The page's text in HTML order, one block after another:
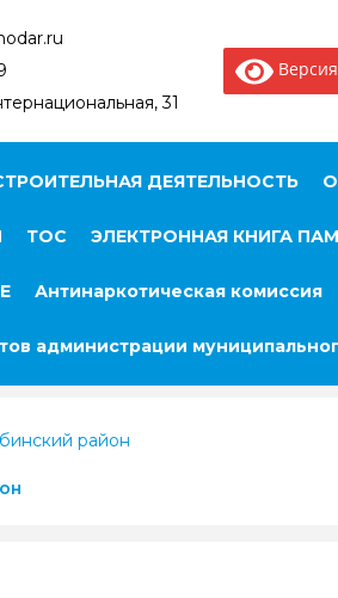
31
ДЕЯТЕЛЬНОСТЬ
ТОС ЭЛЕКТРОННАЯ КНИГА
Антинаркотическая комиссия
администрации
район